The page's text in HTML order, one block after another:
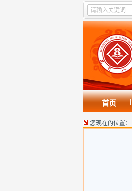
首页 |
您现在的位置：